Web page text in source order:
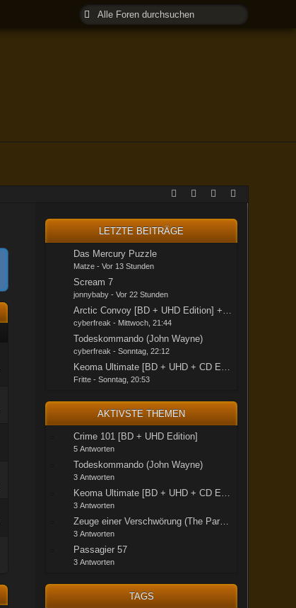
LETZTE BEITRÄGE
Das Mercury Puzzle
Matze -Vor 13 Stunden
Scream 7
jonnybaby -Vor 22 Stunden
Arctic Convoy [BD + UHD Edition] + Alternativen
cyberfreak - Mittwoch, 21:44
Todeskommando (John Wayne)
cyberfreak -Sonntag, 22:12
Keoma Ultimate [BD + UHD + CD Edition] Box -
Fritte -Sonntag, 20:53
AKTIVSTE THEMEN
Crime 101 [BD + UHD Edition]
5 Antworten
Todeskommando (John Wayne)
3 Antworten
Keoma Ultimate [BD + UHD + CD Edition] Box -
3 Antworten
Zeuge einer Verschwörung (The Parallax View) BD +
3 Antworten
Passagier 57
3 Antworten
TAGS